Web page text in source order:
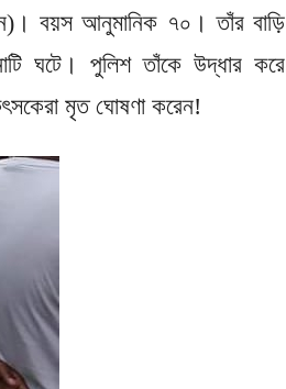
বয়স আনুমানিক ৭০। তাঁর বাড়ি
ঘটে। পুলিশ তাঁকে উদ্ধার করে
মৃত ঘোষণা করেন!